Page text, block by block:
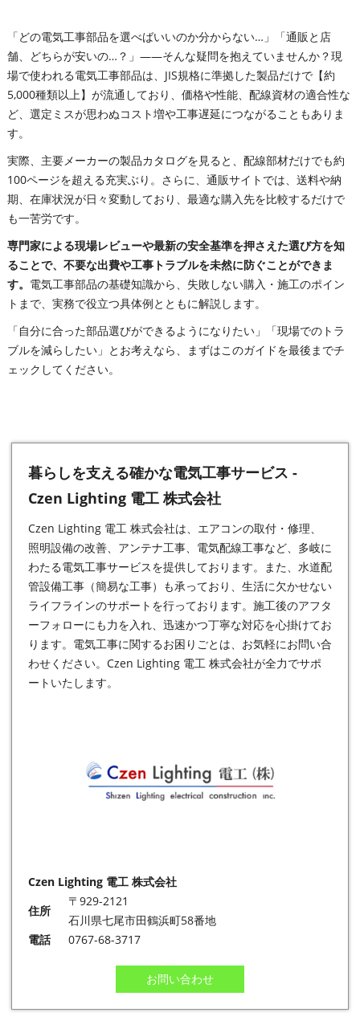
「どの電気工事部品を選べばいいのか分からない…」「通販と店
舗、どちらが安いの…？」――そんな疑問を抱えていませんか？現
場で使われる電気工事部品は、JIS規格に準拠した製品だけで【約
5,000種類以上】が流通しており、価格や性能、配線資材の適合性な
ど、選定ミスが思わぬコスト増や工事遅延につながることもありま
す。
実際、主要メーカーの製品カタログを見ると、配線部材だけでも約
100ページを超える充実ぶり。さらに、通販サイトでは、送料や納
期、在庫状況が日々変動しており、最適な購入先を比較するだけで
も一苦労です。
専門家による現場レビューや最新の安全基準を押さえた選び方を知
ることで、不要な出費や工事トラブルを未然に防ぐことができま
す。 電気工事部品の基礎知識から、失敗しない購入・施工のポイン
トまで、実務で役立つ具体例とともに解説します。
「自分に合った部品選びができるようになりたい」「現場でのトラ
ブルを減らしたい」とお考えなら、まずはこのガイドを最後までチ
ェックしてください。
暮らしを支える確かな電気工事サービス -
Czen Lighting 電工 株式会社
Czen Lighting 電工 株式会社は、エアコンの取付・修理、
照明設備の改善、アンテナ工事、電気配線工事など、多岐に
わたる電気工事サービスを提供しております。また、水道配
管設備工事（簡易な工事）も承っており、生活に欠かせない
ライフラインのサポートを行っております。施工後のアフタ
ーフォローにも力を入れ、迅速かつ丁寧な対応を心掛けてお
ります。電気工事に関するお困りごとは、お気軽にお問い合
わせください。Czen Lighting 電工 株式会社が全力でサポ
ートいたします。
Czen Lighting 電工 株式会社
住所
〒929-2121
石川県七尾市田鶴浜町58番地
電話
0767-68-3717
お問い合わせ